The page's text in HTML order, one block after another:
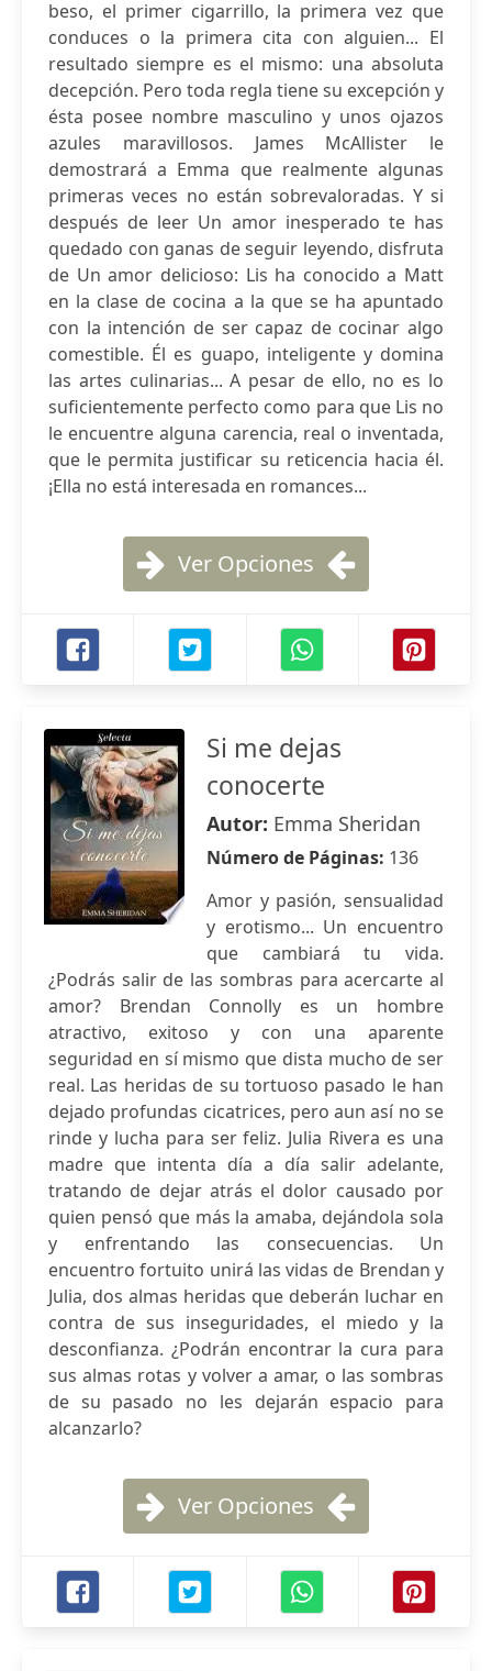
beso, el primer cigarrillo, la primera vez que
conduces o la primera cita con alguien... El
resultado siempre es el mismo: una absoluta
decepción. Pero toda regla tiene su excepción y
ésta posee nombre masculino y unos ojazos
azules maravillosos. James McAllister le
demostrará a Emma que realmente algunas
primeras veces no están sobrevaloradas. Y si
después de leer Un amor inesperado te has
quedado con ganas de seguir leyendo, disfruta
de Un amor delicioso: Lis ha conocido a Matt
en la clase de cocina a la que se ha apuntado
con la intención de ser capaz de cocinar algo
comestible. Él es guapo, inteligente y domina
las artes culinarias... A pesar de ello, no es lo
suficientemente perfecto como para que Lis no
le encuentre alguna carencia, real o inventada,
que le permita justificar su reticencia hacia él.
¡Ella no está interesada en romances...
Ver Opciones
Si me dejas
conocerte
Autor: Emma Sheridan
Número de Páginas: 136
Amor y pasión, sensualidad
y erotismo... Un encuentro
que cambiará tu vida.
¿Podrás salir de las sombras para acercarte al
amor? Brendan Connolly es un hombre
atractivo, exitoso y con una aparente
seguridad en sí mismo que dista mucho de ser
real. Las heridas de su tortuoso pasado le han
dejado profundas cicatrices, pero aun así no se
rinde y lucha para ser feliz. Julia Rivera es una
madre que intenta día a día salir adelante,
tratando de dejar atrás el dolor causado por
quien pensó que más la amaba, dejándola sola
y enfrentando las consecuencias. Un
encuentro fortuito unirá las vidas de Brendan y
Julia, dos almas heridas que deberán luchar en
contra de sus inseguridades, el miedo y la
desconfianza. ¿Podrán encontrar la cura para
sus almas rotas y volver a amar, o las sombras
de su pasado no les dejarán espacio para
alcanzarlo?
Ver Opciones